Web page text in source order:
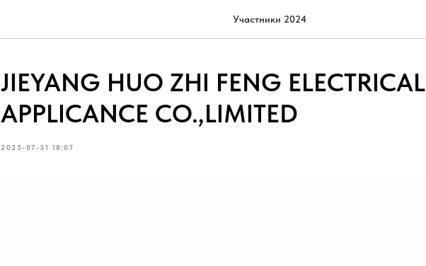
Участники 2024
JIEYANG HUO ZHI FENG ELECTRICAL
APPLICANCE CO.,LIMITED
2025-07-31 18:07